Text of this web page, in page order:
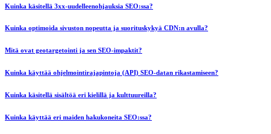
Kuinka käsitellä 3xx-uudelleenohjauksia SEO:ssa?
Kuinka optimoida sivuston nopeutta ja suorituskykyä CDN:n avulla?
Mitä ovat geotargetointi ja sen SEO-impaktit?
Kuinka käyttää ohjelmointirajapintoja (API) SEO-datan rikastamiseen?
Kuinka käsitellä sisältöä eri kielillä ja kulttuureilla?
Kuinka käyttää eri maiden hakukoneita SEO:ssa?